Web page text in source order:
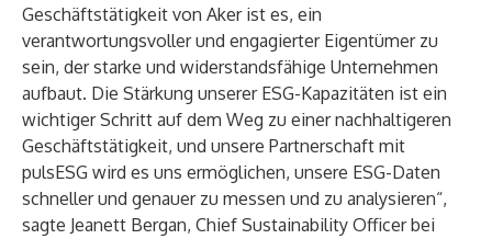
Geschäftstätigkeit von Aker ist es, ein
verantwortungsvoller und engagierter Eigentümer zu
sein, der starke und widerstandsfähige Unternehmen
aufbaut. Die Stärkung unserer ESG-Kapazitäten ist ein
wichtiger Schritt auf dem Weg zu einer nachhaltigeren
Geschäftstätigkeit, und unsere Partnerschaft mit
pulsESG wird es uns ermöglichen, unsere ESG-Daten
schneller und genauer zu messen und zu analysieren“,
sagte Jeanett Bergan, Chief Sustainability Officer bei